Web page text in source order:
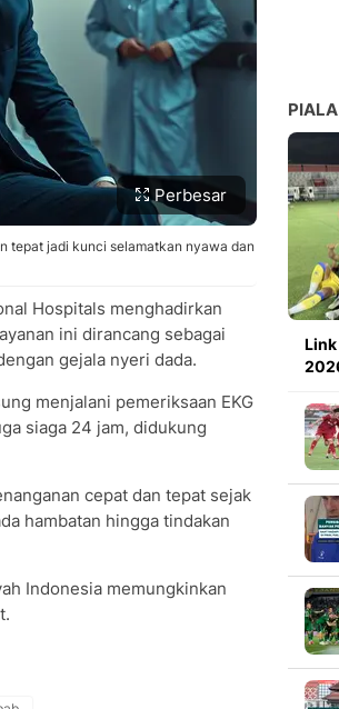
Perbesar
tepat jadi kunci selamatkan nyawa dan
Hospitals menghadirkan
ini dirancang sebagai
gejala nyeri dada.
menjalani pemeriksaan EKG
siaga 24 jam, didukung
cepat dan tepat sejak
hambatan hingga tindakan
Indonesia memungkinkan
Link